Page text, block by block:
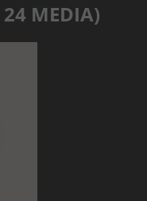
MEDIA)